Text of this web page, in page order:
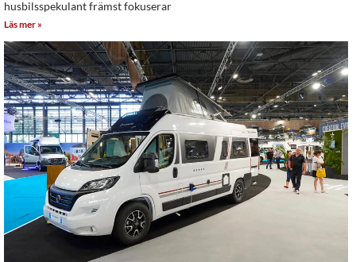
husbilsspekulant främst fokuserar
Läs mer »